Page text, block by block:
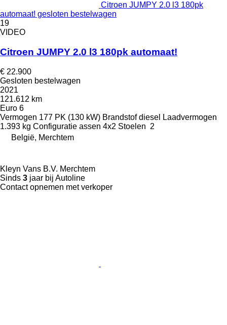
Citroen JUMPY 2.0 l3 180pk
automaat! gesloten bestelwagen
19
VIDEO
Citroen JUMPY 2.0 l3 180pk automaat!
€ 22.900
Gesloten bestelwagen
2021
121.612 km
Euro 6
Vermogen 177 PK (130 kW) Brandstof diesel
Laadvermogen
1.393 kg Configuratie assen 4x2 Stoelen 2
België, Merchtem
Kleyn Vans B.V. Merchtem
Sinds 3 jaar bij Autoline
Contact opnemen met verkoper